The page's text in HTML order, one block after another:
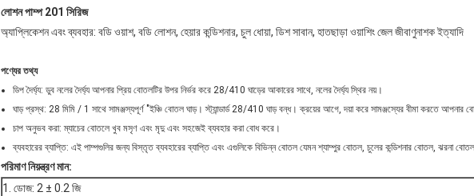
লোশন পাম্প 201 সিরিজ
অ্যাপ্লিকেশন এবং ব্যবহার: বডি ওয়াশ, বডি লোশন, হেয়ার কন্ডিশনার, চুল ধোয়া, ডিশ সাবান, হাতছাড়া ওয়াশিং জেল জীবাণুনাশক ইত্যাদি
পণ্যের তথ্য
ডিপ দৈর্ঘ্য: ডুব নলের দৈর্ঘ্য আপনার প্রিয় বোতলটির উপর নির্ভর করে 28/410 ঘাড়ের আকারের সাথে, নলের দৈর্ঘ্য স্থির নয়।
ঘাড় প্রস্থ: 28 মিমি / 1 সাথে সামঞ্জস্যপূর্ণ "ইঞ্চি বোতল ঘাড়। স্ট্যান্ডার্ড 28/410 ঘাড় বন্ধ। ক্রয়ের আগে, দয়া করে সামঞ্জস্যের বীমা করতে আপনার
চাপ অনুভব করা: ম্যাচের বোতলে খুব মসৃণ এবং মৃদু এবং সহজেই ব্যবহার করা বোধ করে।
ব্যবহারের ব্যাপ্তি: এই পাম্পগুলির জন্য বিস্তৃত ব্যবহারের ব্যাপ্তি এবং এগুলিকে বিভিন্ন বোতল যেমন শ্যাম্পুর বোতল, চুলের কন্ডিশনার বোতল, ঝরনা
পরিমাণ নিয়ন্ত্রণ মান:
1. ডোজ: 2 ± 0.2 জি